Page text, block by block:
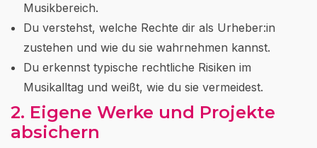
Musikbereich.
Du verstehst, welche Rechte dir als Urheber:in
zustehen und wie du sie wahrnehmen kannst.
Du erkennst typische rechtliche Risiken im
Musikalltag und weißt, wie du sie vermeidest.
2. Eigene Werke und Projekte
absichern